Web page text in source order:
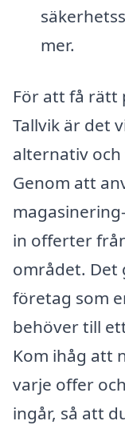
mer.
För att få rätt
Tallvik är det
alternativ
Genom att
in offerter
området. Det
företag som
behöver till
Kom ihåg att
varje offer
ingår, så att